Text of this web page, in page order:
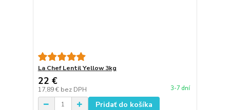
La Chef Lentil Yellow 3kg
22 €
17,89 € bez DPH 3-7 dní
Pridať do košíka